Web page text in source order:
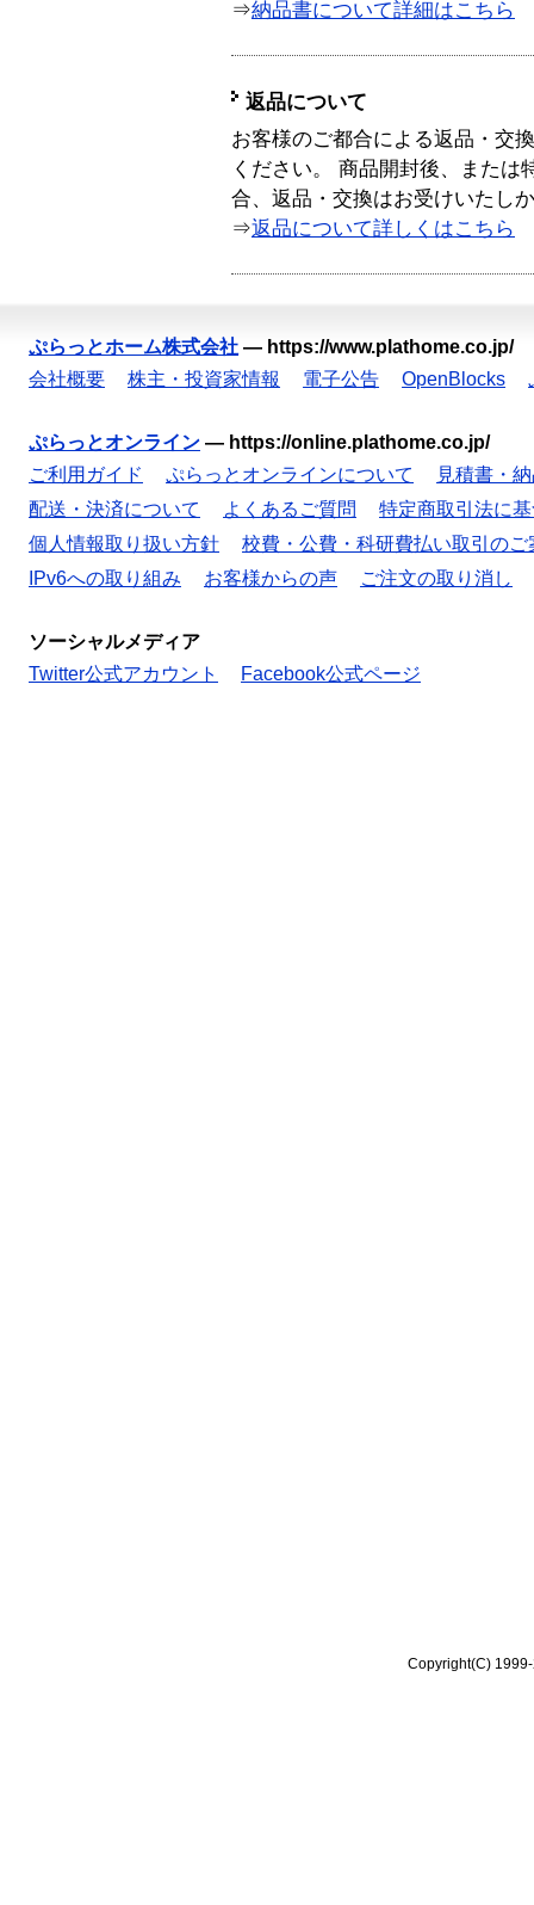
⇒納品書について詳細はこちら
返品について
お客様のご都合による返品・交
ください。 商品開封後、または
合、返品・交換はお受けいたし
⇒返品について詳しくはこちら
ぷらっとホーム株式会社 — https://www.plathome.co.jp/
会社概要
株主・投資家情報 電子公告 OpenBlocks
ぷらっとオンライン — https://online.plathome.co.jp/
ご利用ガイド
ぷらっとオンラインについて
見積書・
配送・決済について
よくあるご質問
特定商取引法に
個人情報取り扱い方針
校費・公費・科研費払い取引のご
IPv6への取り組み
お客様からの声 ご注文の取り消し
ソーシャルメディア
Twitter公式アカウント
Facebook公式ページ
Copyright(C)